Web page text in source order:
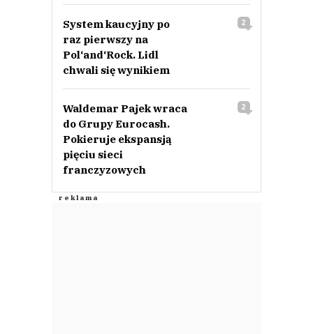
System kaucyjny po
raz pierwszy na
Pol‘and‘Rock. Lidl
chwali się wynikiem
2
Waldemar Pajek wraca
do Grupy Eurocash.
Pokieruje ekspansją
pięciu sieci
franczyzowych
2